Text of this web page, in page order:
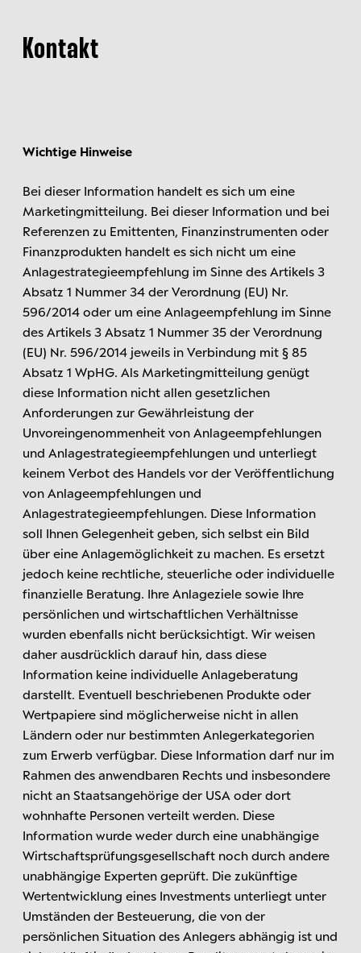
Kontakt
Wichtige Hinweise
Bei dieser Information handelt es sich um eine
Marketingmitteilung. Bei dieser Information und bei
Referenzen zu Emittenten, Finanzinstrumenten oder
Finanzprodukten handelt es sich nicht um eine
Anlagestrategieempfehlung im Sinne des Artikels 3
Absatz 1 Nummer 34 der Verordnung (EU) Nr.
596/2014 oder um eine Anlageempfehlung im Sinne
des Artikels 3 Absatz 1 Nummer 35 der Verordnung
(EU) Nr. 596/2014 jeweils in Verbindung mit § 85
Absatz 1 WpHG. Als Marketingmitteilung genügt
diese Information nicht allen gesetzlichen
Anforderungen zur Gewährleistung der
Unvoreingenommenheit von Anlageempfehlungen
und Anlagestrategieempfehlungen und unterliegt
keinem Verbot des Handels vor der Veröffentlichung
von Anlageempfehlungen und
Anlagestrategieempfehlungen. Diese Information
soll Ihnen Gelegenheit geben, sich selbst ein Bild
über eine Anlagemöglichkeit zu machen. Es ersetzt
jedoch keine rechtliche, steuerliche oder individuelle
finanzielle Beratung. Ihre Anlageziele sowie Ihre
persönlichen und wirtschaftlichen Verhältnisse
wurden ebenfalls nicht berücksichtigt. Wir weisen
daher ausdrücklich darauf hin, dass diese
Information keine individuelle Anlageberatung
darstellt. Eventuell beschriebenen Produkte oder
Wertpapiere sind möglicherweise nicht in allen
Ländern oder nur bestimmten Anlegerkategorien
zum Erwerb verfügbar. Diese Information darf nur im
Rahmen des anwendbaren Rechts und insbesondere
nicht an Staatsangehörige der USA oder dort
wohnhafte Personen verteilt werden. Diese
Information wurde weder durch eine unabhängige
Wirtschaftsprüfungsgesellschaft noch durch andere
unabhängige Experten geprüft. Die zukünftige
Wertentwicklung eines Investments unterliegt unter
Umständen der Besteuerung, die von der
persönlichen Situation des Anlegers abhängig ist und